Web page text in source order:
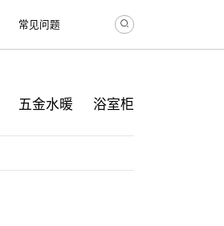
常见问题
五金水暖 浴室柜